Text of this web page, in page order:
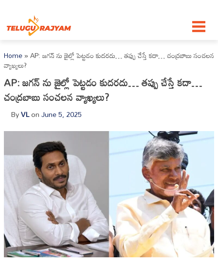
Home»AP: జగన్ ను జైల్లో పెట్టడం కుదరదు… తప్పు చేస్తే కదా… చంద్రబాబు సంచలన
వ్యాఖ్యలు?
AP: జగన్ ను జైల్లో పెట్టడం కుదరదు… తప్పు చేస్తే కదా…
చంద్రబాబు సంచలన వ్యాఖ్యలు?
ByVLonJune 5, 2025